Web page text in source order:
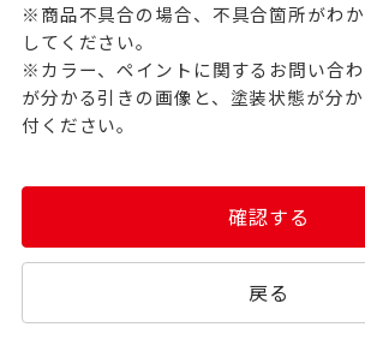
※商品不具合の場合、不具合箇所がわ
してください。
※カラー、ペイントに関するお問い合
が分かる引きの画像と、塗装状態が分
付ください。
確認する
戻る